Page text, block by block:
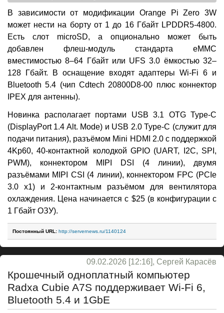
В зависимости от модификации Orange Pi Zero 3W
может нести на борту от 1 до 16 Гбайт LPDDR5-4800.
Есть слот microSD, а опционально может быть
добавлен флеш-модуль стандарта eMMC
вместимостью 8–64 Гбайт или UFS 3.0 ёмкостью 32–
128 Гбайт. В оснащение входят адаптеры Wi-Fi 6 и
Bluetooth 5.4 (чип Cdtech 20800D8-00 плюс коннектор
IPEX для антенны).
Новинка располагает портами USB 3.1 OTG Type-C
(DisplayPort 1.4 Alt. Mode) и USB 2.0 Type-C (служит для
подачи питания), разъёмом Mini HDMI 2.0 с поддержкой
4Kp60, 40-контактной колодкой GPIO (UART, I2C, SPI,
PWM), коннектором MIPI DSI (4 линии), двумя
разъёмами MIPI CSI (4 линии), коннектором FPC (PCIe
3.0 x1) и 2-контактным разъёмом для вентилятора
охлаждения. Цена начинается с $25 (в конфигурации с
1 Гбайт ОЗУ).
Постоянный URL: http://servernews.ru/1140124
09.02.2026 [12:16], Сергей Карасёв
Крошечный одноплатный компьютер
Radxa Cubie A7S поддерживает Wi-Fi 6,
Bluetooth 5.4 и 1GbE